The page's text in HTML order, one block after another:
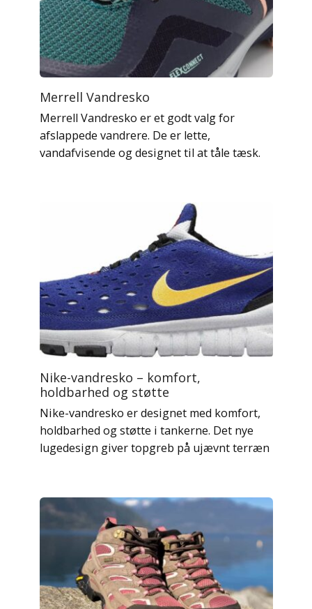
Merrell Vandresko
Merrell Vandresko er et godt valg for
afslappede vandrere. De er lette,
vandafvisende og designet til at tåle tæsk.
Nike-vandresko – komfort,
holdbarhed og støtte
Nike-vandresko er designet med komfort,
holdbarhed og støtte i tankerne. Det nye
lugedesign giver topgreb på ujævnt terræn